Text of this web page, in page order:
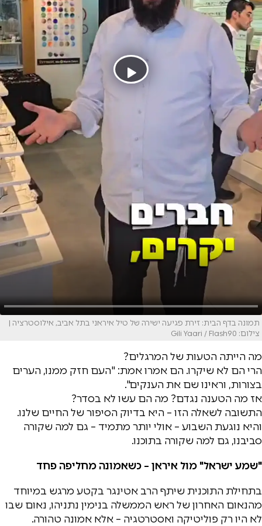
תמונה בדף הבית: זירת פגיעה ישירה של טיל איראני בתל אביב, אילוסטרציה |
צילום: Gili Yaari / Flash90
מה הייתה הטעות של המרגלים?
הרי הם לא שיקרו. הם אמרו אמת: "העם חזק ממנו, הערים
בצורות, וראינו שם את הענקים".
אז מה הטענה נגדם? מה הם עשו לא בסדר?
התשובה לשאלה הזו – היא בדיוק הסיפור של החיים שלנו.
והיא נוגעת השבוע – אולי יותר מתמיד – גם למה שקורה
סביבנו, גם למה שקורה בתוכנו.
"שמע ישראל" מול איראן – כשאמונה מחליפה פחד
בתחילת התוכנית שיתף הרב אטינגר בקטע מרגש במיוחד
מהנאום האחרון של ראש הממשלה בנימין נתניהו, נאום שבו
לא היו רק פוליטיקה ואסטרטגיה – אלא אמונה טהורה.